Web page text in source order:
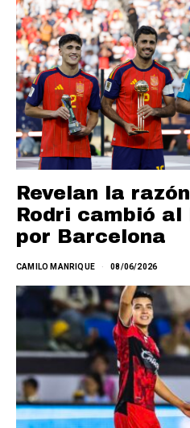
Revelan la
Rodri cambió al
por Barcelona
CAMILO MANRIQUE 08/06/2026